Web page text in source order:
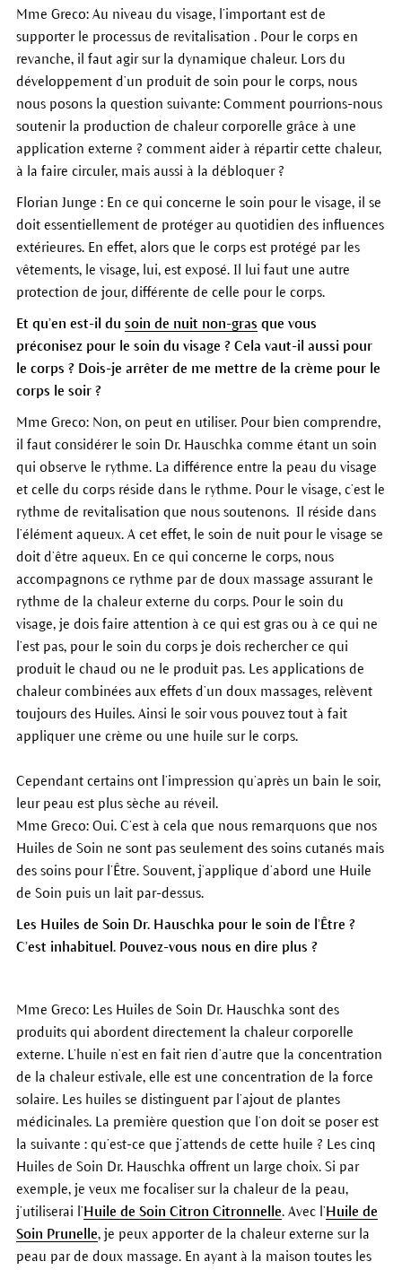
Mme Greco: Au niveau du visage, l’important est de
supporter le processus de revitalisation . Pour le corps en
revanche, il faut agir sur la dynamique chaleur. Lors du
développement d’un produit de soin pour le corps, nous
nous posons la question suivante: Comment pourrions-nous
soutenir la production de chaleur corporelle grâce à une
application externe ? comment aider à répartir cette chaleur,
à la faire circuler, mais aussi à la débloquer ?
Florian Junge : En ce qui concerne le soin pour le visage, il se
doit essentiellement de protéger au quotidien des influences
extérieures. En effet, alors que le corps est protégé par les
vêtements, le visage, lui, est exposé. Il lui faut une autre
protection de jour, différente de celle pour le corps.
Et qu’en est-il du soin de nuit non-gras que vous
préconisez pour le soin du visage ? Cela vaut-il aussi pour
le corps ? Dois-je arrêter de me mettre de la crème pour le
corps le soir ?
Mme Greco: Non, on peut en utiliser. Pour bien comprendre,
il faut considérer le soin Dr. Hauschka comme étant un soin
qui observe le rythme. La différence entre la peau du visage
et celle du corps réside dans le rythme. Pour le visage, c’est le
rythme de revitalisation que nous soutenons. Il réside dans
l’élément aqueux. A cet effet, le soin de nuit pour le visage se
doit d’être aqueux. En ce qui concerne le corps, nous
accompagnons ce rythme par de doux massage assurant le
rythme de la chaleur externe du corps. Pour le soin du
visage, je dois faire attention à ce qui est gras ou à ce qui ne
l’est pas, pour le soin du corps je dois rechercher ce qui
produit le chaud ou ne le produit pas. Les applications de
chaleur combinées aux effets d’un doux massages, relèvent
toujours des Huiles. Ainsi le soir vous pouvez tout à fait
appliquer une crème ou une huile sur le corps.
Cependant certains ont l’impression qu’après un bain le soir,
leur peau est plus sèche au réveil.
Mme Greco: Oui. C’est à cela que nous remarquons que nos
Huiles de Soin ne sont pas seulement des soins cutanés mais
des soins pour l’Être. Souvent, j’applique d’abord une Huile
de Soin puis un lait par-dessus.
Les Huiles de Soin Dr. Hauschka pour le soin de l’Être ?
C’est inhabituel. Pouvez-vous nous en dire plus ?
Mme Greco: Les Huiles de Soin Dr. Hauschka sont des
produits qui abordent directement la chaleur corporelle
externe. L’huile n’est en fait rien d’autre que la concentration
de la chaleur estivale, elle est une concentration de la force
solaire. Les huiles se distinguent par l’ajout de plantes
médicinales. La première question que l’on doit se poser est
la suivante : qu’est-ce que j’attends de cette huile ? Les cinq
Huiles de Soin Dr. Hauschka offrent un large choix. Si par
exemple, je veux me focaliser sur la chaleur de la peau,
j’utiliserai l’Huile de Soin Citron Citronnelle. Avec l’Huile de
Soin Prunelle, je peux apporter de la chaleur externe sur la
peau par de doux massage. En ayant à la maison toutes les